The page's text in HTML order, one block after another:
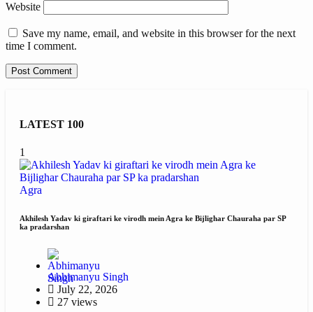
Website
Save my name, email, and website in this browser for the next
time I comment.
LATEST 100
1
Agra
Akhilesh Yadav ki giraftari ke virodh mein Agra ke Bijlighar Chauraha par SP
ka pradarshan
Abhimanyu Singh
July 22, 2026
27 views